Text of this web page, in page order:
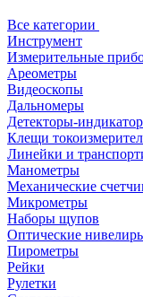
Все категории
Инструмент
Измерительные
Ареометры
Видеоскопы
Дальномеры
Детекторы-
Клещи
Линейки и
Манометры
Механические
Микрометры
Наборы щупов
Оптические
Пирометры
Рейки
Рулетки